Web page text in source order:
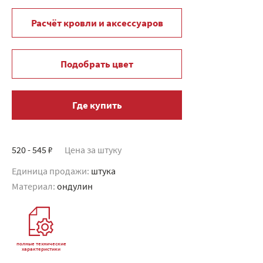
Расчёт кровли и аксессуаров
Подобрать цвет
Где купить
520 - 545 ₽ Цена за штуку
Единица продажи: штука
Материал: ондулин
полные технические
характеристики